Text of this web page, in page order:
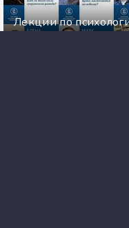
Лекции по
(Лекторий ВШЭ)